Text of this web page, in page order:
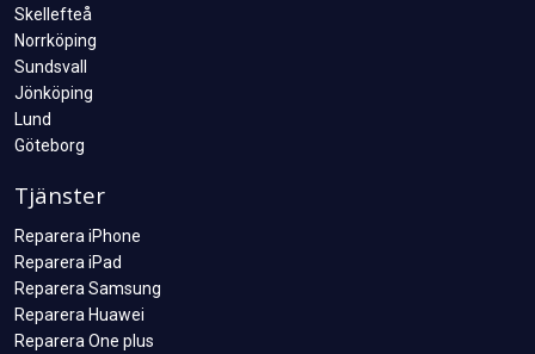
Skellefteå
Norrköping
Sundsvall
Jönköping
Lund
Göteborg
Tjänster
Reparera iPhone
Reparera iPad
Reparera Samsung
Reparera Huawei
Reparera One plus